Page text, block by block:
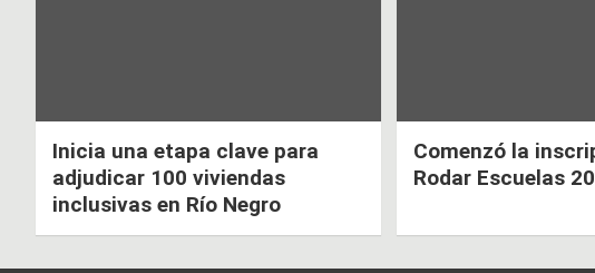
Inicia una etapa clave para
adjudicar 100 viviendas
inclusivas en Río Negro
Comenzó la
Rodar Escuelas